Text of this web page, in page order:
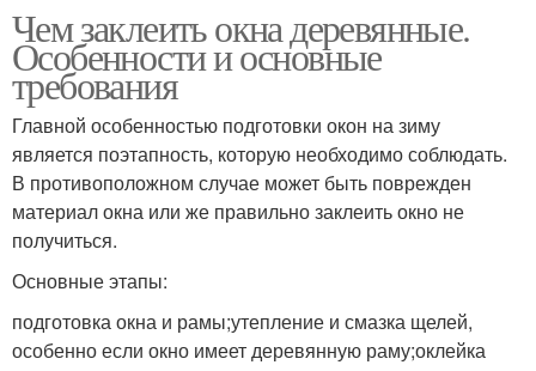
Чем заклеить окна деревянные.
Особенности и основные
требования
Главной особенностью подготовки окон на зиму
является поэтапность, которую необходимо соблюдать.
В противоположном случае может быть поврежден
материал окна или же правильно заклеить окно не
получиться.
Основные этапы:
подготовка окна и рамы;утепление и смазка щелей,
особенно если окно имеет деревянную раму;оклейка